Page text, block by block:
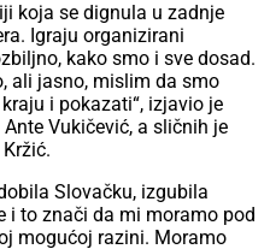
koja se dignula u zadnje
Igraju organizirani
kako smo i sve dosad.
ali jasno, mislim da smo
i pokazati“, izjavio je
Vukičević, a sličnih je
Slovačku, izgubila
i to znači da mi moramo pod
mogućoj razini. Moramo